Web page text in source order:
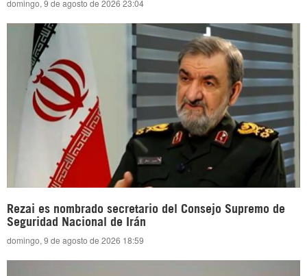
domingo, 9 de agosto de 2026 23:04
Rezai es nombrado secretario del Consejo Supremo de
Seguridad Nacional de Irán
domingo, 9 de agosto de 2026 18:59